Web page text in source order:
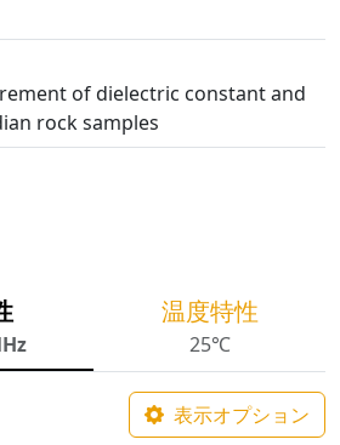
of dielectric constant and
rock samples
温度特性
25℃
表示オプション